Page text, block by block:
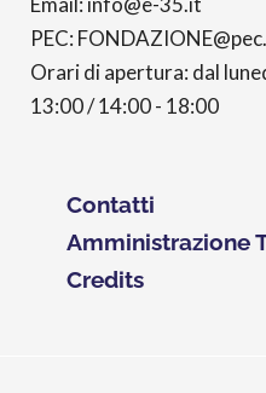
PEC:
Orari di apertura: dal
13:00 / 14:00 - 18:00
Contatti
Amministrazione
Credits